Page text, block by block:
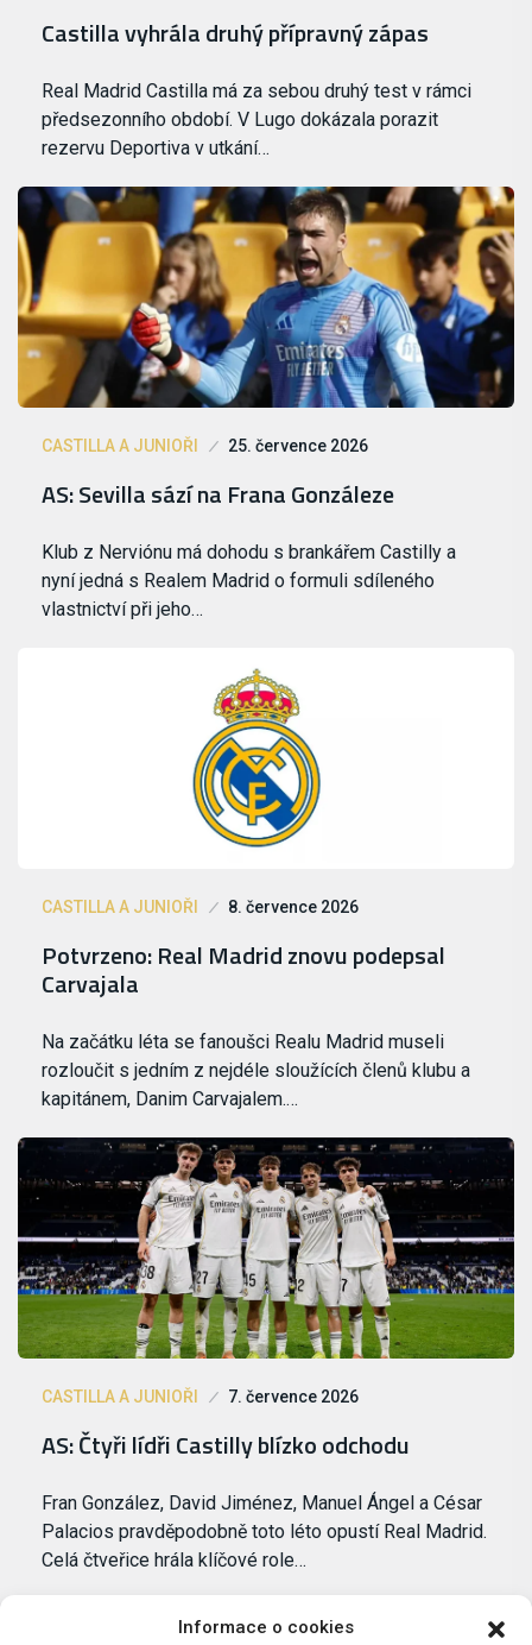
Informace o cookies
Castilla vyhrála druhý přípravný zápas
Real Madrid Castilla má za sebou druhý test v rámci
předsezonního období. V Lugo dokázala porazit
rezervu Deportiva v utkání…
CASTILLA A JUNIOŘI 25. července 2026
AS: Sevilla sází na Frana Gonzáleze
Klub z Nerviónu má dohodu s brankářem Castilly a
nyní jedná s Realem Madrid o formuli sdíleného
vlastnictví při jeho…
CASTILLA A JUNIOŘI 8. července 2026
Potvrzeno: Real Madrid znovu podepsal
Carvajala
Na začátku léta se fanoušci Realu Madrid museli
rozloučit s jedním z nejdéle sloužících členů klubu a
kapitánem, Danim Carvajalem.…
CASTILLA A JUNIOŘI 7. července 2026
AS: Čtyři lídři Castilly blízko odchodu
Fran González, David Jiménez, Manuel Ángel a César
Palacios pravděpodobně toto léto opustí Real Madrid.
Celá čtveřice hrála klíčové role…